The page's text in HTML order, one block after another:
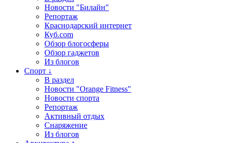
Новости "Билайн"
Репортаж
Краснодарский интернет
Куб.com
Обзор блогосферы
Обзор гаджетов
Из блогов
Спорт ↓
В раздел
Новости "Orange Fitness"
Новости спорта
Репортаж
Активный отдых
Снаряжение
Из блогов